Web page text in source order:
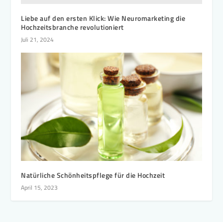
Liebe auf den ersten Klick: Wie Neuromarketing die
Hochzeitsbranche revolutioniert
Juli 21, 2024
Natürliche Schönheitspflege für die Hochzeit
April 15, 2023